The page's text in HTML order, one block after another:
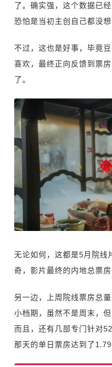
了。确实强，这个数据已
恐怕是当初主创自己都没想
不过，这也是好事，毕竟
喜欢，最终正向反馈到票
了。
无论如何，这都是5月院线
奇，影片最终的内地总票房
另一边，上周院线票房总
小档期，虽然不是周末，
而且，还有几部专门针对
那天的单日票房达到了1.79